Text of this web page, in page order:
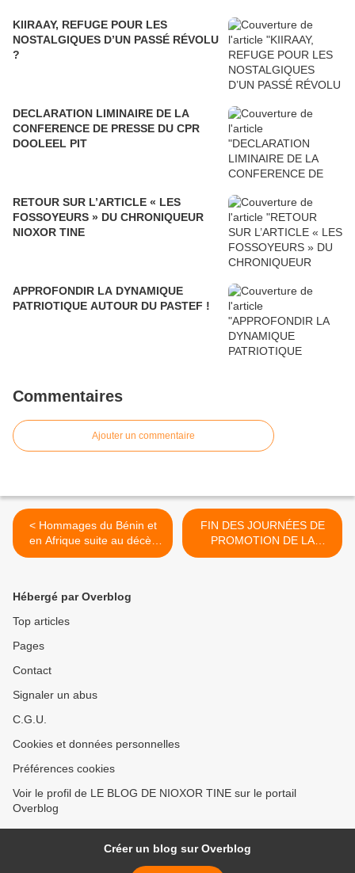
KIIRAAY, REFUGE POUR LES
NOSTALGIQUES D’UN PASSÉ RÉVOLU
?
DECLARATION LIMINAIRE DE LA
CONFERENCE DE PRESSE DU CPR
DOOLEEL PIT
RETOUR SUR L’ARTICLE « LES
FOSSOYEURS » DU CHRONIQUEUR
NIOXOR TINE
APPROFONDIR LA DYNAMIQUE
PATRIOTIQUE AUTOUR DU PASTEF !
Commentaires
Ajouter un commentaire
< Hommages du Bénin et
en Afrique suite au décès
du Général Mathieu
Africaine saluent le « grand
FIN DES JOURNÉES DE
PROMOTION DE LA
SANTE DU DISTRICT DE
Hébergé par Overblog
Top articles
Pages
Contact
Signaler un abus
C.G.U.
Cookies et données personnelles
Préférences cookies
Voir le profil de LE BLOG DE NIOXOR TINE sur le portail
Overblog
Créer un blog sur Overblog